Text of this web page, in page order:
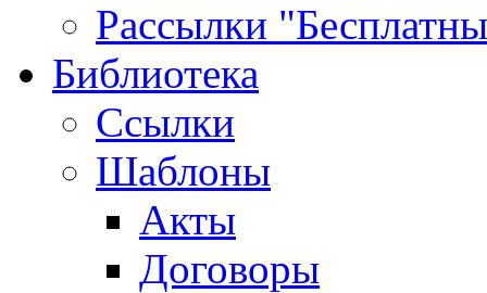
Рассылки
Библиотека
Ссылки
Шаблоны
Акты
Договоры